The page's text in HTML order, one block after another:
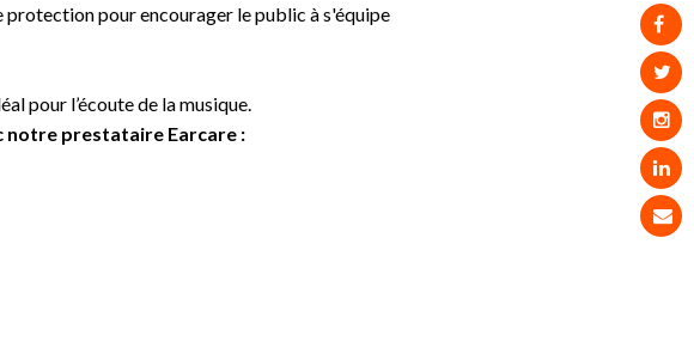
protection pour encourager le public à s'équipe
pour l’écoute de la musique.
notre prestataire Earcare :